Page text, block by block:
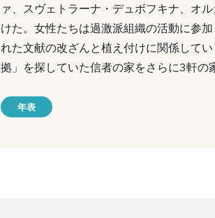
ァ、スヴェトラーナ・デュボフキナ、オ
けた。女性たちは過激派組織の活動に参
れた文献の改ざんと植え付けに関係して
拠」を探していた信者の家をさらに3軒の
年表